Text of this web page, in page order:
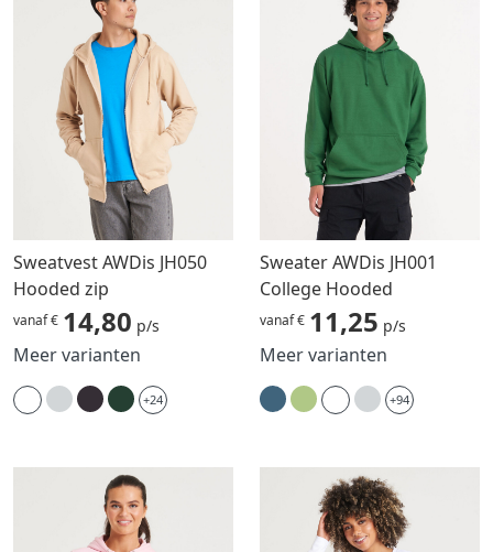
Sweatvest AWDis JH050
Hooded zip
vanaf € 14,80 p/s
Meer varianten
+24
Sweater AWDis JH001
College Hooded
vanaf € 11,25 p/s
Meer varianten
+94